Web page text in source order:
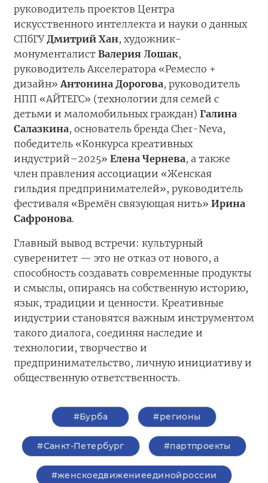
руководитель проектов Центра
искусственного интеллекта и науки о данных
СПбГУДмитрий Хан, художник-
монументалист Валерия Лошак,
руководитель Акселератора «Ремесло +
дизайн»Антонина Дорогова, руководитель
НПП «АЙТЕГС» (технологии для семей с
детьми и маломобильных граждан) Галина
Салазкина, основатель бренда Cher-Neva,
победитель «Конкурса креативных
индустрий–2025» Елена Чернева, а также
член правления ассоциации «Женская
гильдия предпринимателей», руководитель
фестиваля «Времён связующая нить» Ирина
Сафронова.
Главный вывод встречи: культурный
суверенитет — это не отказ от нового, а
способность создавать современные продукты
и смыслы, опираясь на собственную историю,
язык, традиции и ценности. Креативные
индустрии становятся важным инструментом
такого диалога, соединяя наследие и
технологии, творчество и
предпринимательство, личную инициативу и
общественную ответственность.
#Бурба #регионы
#Санкт-Петербург #партпроекты
#женскоедвижениеединойроссии